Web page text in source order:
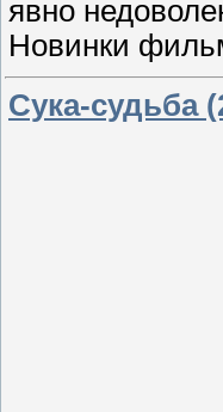
явно
Новинки
Сука-судьба